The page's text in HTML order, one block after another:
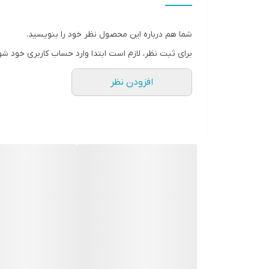
شما هم درباره این محصول نظر خود را بنویسید.
برای ثبت نظر، لازم است ابتدا وارد حساب کاربری خود
افزودن نظر